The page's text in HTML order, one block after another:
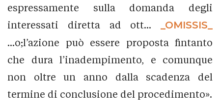
espressamente sulla domanda degli
interessati diretta ad ott...
_OMISSIS_
...o;l’azione può essere proposta fintanto
che dura l’inadempimento, e comunque
non oltre un anno dalla scadenza del
termine di conclusione del procedimento».